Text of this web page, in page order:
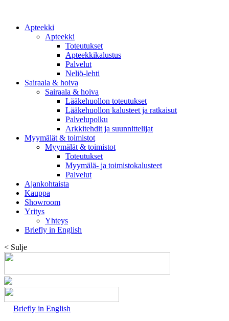
Apteekki
Apteekki
Toteutukset
Apteekkikalustus
Palvelut
Neliö-lehti
Sairaala & hoiva
Sairaala & hoiva
Lääkehuollon toteutukset
Lääkehuollon kalusteet ja ratkaisut
Palvelupolku
Arkkitehdit ja suunnittelijat
Myymälät & toimistot
Myymälät & toimistot
Toteutukset
Myymälä- ja toimistokalusteet
Palvelut
Ajankohtaista
Kauppa
Showroom
Yritys
Yhteys
Briefly in English
< Sulje
Briefly in English